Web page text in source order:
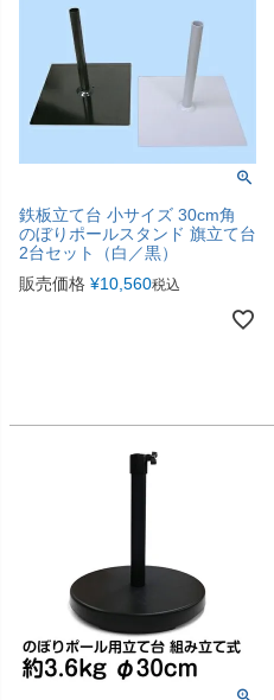
鉄板立て台 小サイズ 30cm角
のぼりポールスタンド 旗立て台
2台セット（白／黒）
販売価格 ¥10,560税込